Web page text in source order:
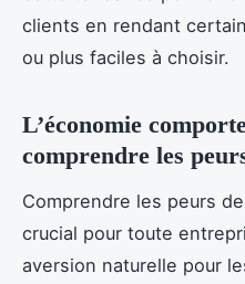
clients en rendant
ou plus faciles à choisir.
L’économie
comprendre les
Comprendre les peurs
crucial pour toute
aversion naturelle pour